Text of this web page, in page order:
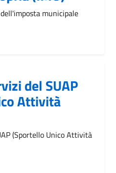
municipale
del SUAP
Attività
(Sportello Unico Attività